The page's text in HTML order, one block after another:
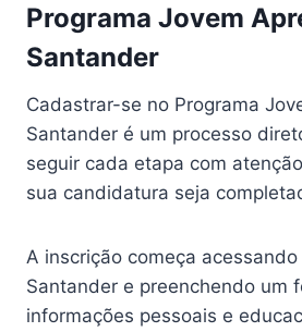
Programa Jovem
Santander
Cadastrar-se no Programa
Santander é um processo
seguir cada etapa com
sua candidatura seja
A inscrição começa
Santander e preenchendo um
informações pessoais e